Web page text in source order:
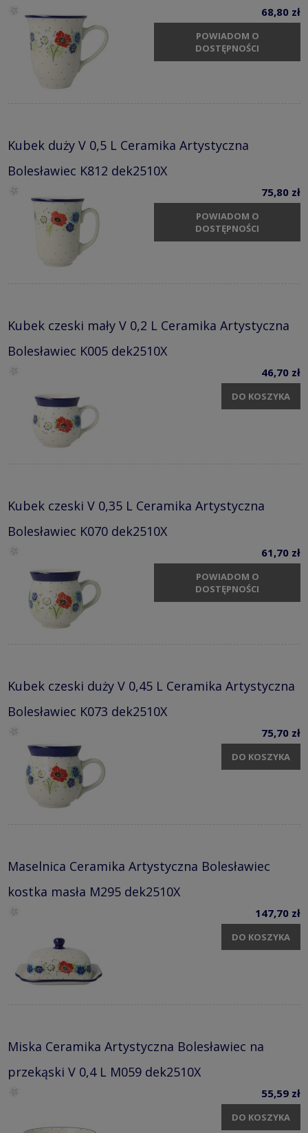
68,80 zł
POWIADOM O
DOSTĘPNOŚCI
Kubek duży V 0,5 L Ceramika Artystyczna
Bolesławiec K812 dek2510X
75,80 zł
POWIADOM O
DOSTĘPNOŚCI
Kubek czeski mały V 0,2 L Ceramika Artystyczna
Bolesławiec K005 dek2510X
46,70 zł
DO KOSZYKA
Kubek czeski V 0,35 L Ceramika Artystyczna
Bolesławiec K070 dek2510X
61,70 zł
POWIADOM O
DOSTĘPNOŚCI
Kubek czeski duży V 0,45 L Ceramika Artystyczna
Bolesławiec K073 dek2510X
75,70 zł
DO KOSZYKA
Maselnica Ceramika Artystyczna Bolesławiec
kostka masła M295 dek2510X
147,70 zł
DO KOSZYKA
Miska Ceramika Artystyczna Bolesławiec na
przekąski V 0,4 L M059 dek2510X
55,59 zł
DO KOSZYKA